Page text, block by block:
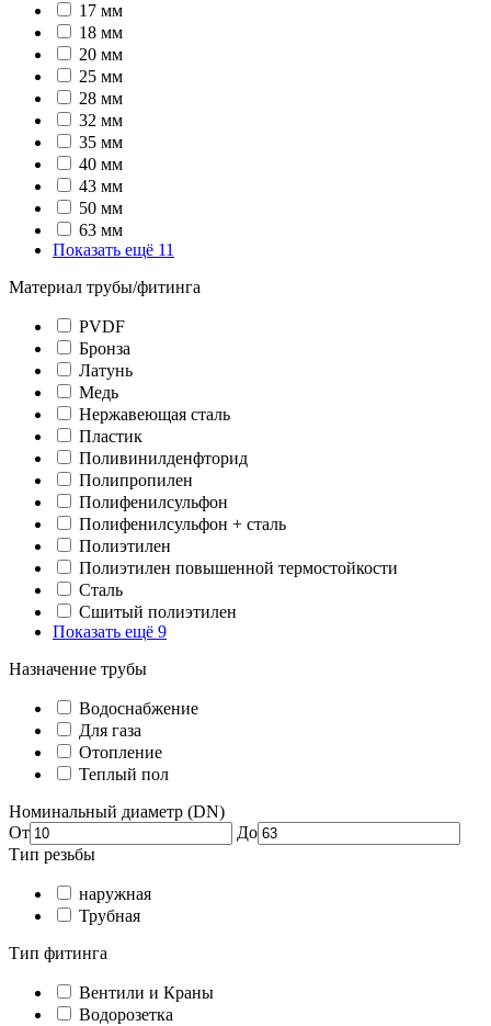
17 мм
18 мм
20 мм
25 мм
28 мм
32 мм
35 мм
40 мм
43 мм
50 мм
63 мм
Показать ещё 11
Материал трубы/фитинга
PVDF
Бронза
Латунь
Медь
Нержавеющая сталь
Пластик
Поливинилденфторид
Полипропилен
Полифенилсульфон
Полифенилсульфон + сталь
Полиэтилен
Полиэтилен повышенной термостойкости
Сталь
Сшитый полиэтилен
Показать ещё 9
Назначение трубы
Водоснабжение
Для газа
Отопление
Теплый пол
Номинальный диаметр (DN)
От
До
Тип резьбы
наружная
Трубная
Тип фитинга
Вентили и Краны
Водорозетка